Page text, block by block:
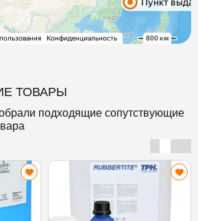
ТОВАРЫ
подходящие сопутствующие